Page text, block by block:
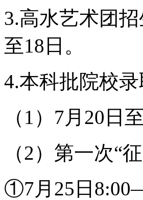
3.高水艺术团
至18日。
4.本科批院校
（1）7月20日
（2）第一次“
①7月25日